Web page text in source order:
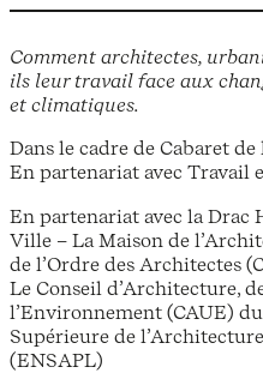
Comment architectes,
ils leur travail face aux
et climatiques.
​Dans le cadre de Cabaret de
En partenariat avec Travail
​En partenariat avec la Drac
Ville – La Maison de
de l’Ordre des Architectes
Le Conseil d’Architecture,
l’Environnement (CAUE)
Supérieure de
(ENSAPL)